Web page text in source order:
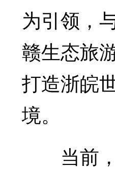
为引领，
赣生态旅
打造浙皖
境。
当前，